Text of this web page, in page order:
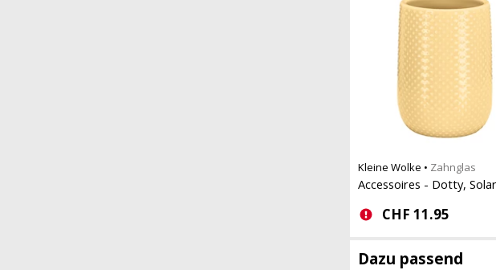
Kleine Wolke • Zahnglas
Accessoires - Dotty,
CHF 11.95
Dazu passend